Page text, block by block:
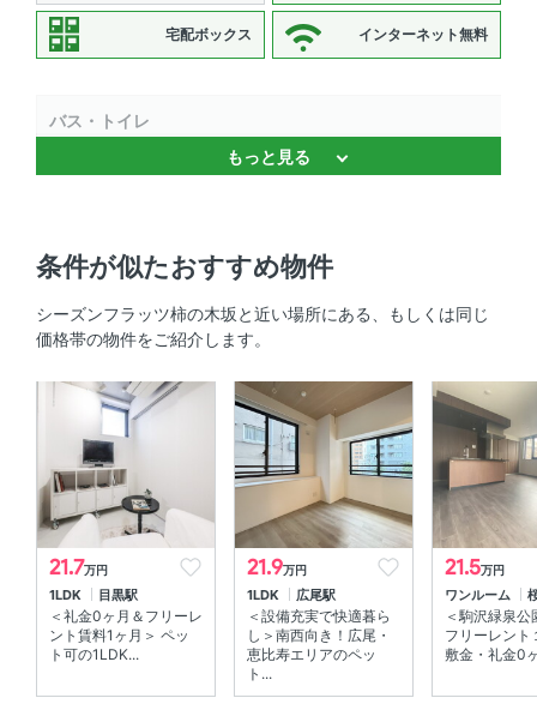
宅配ボックス インターネット無料
バス・トイレ
バストイレ別 、 浴室乾燥機 、 温水洗浄便座 、 独立洗面
コンロ2口以上
オートロック 、 ＴＶモニタ付きインターホン 、 防犯カメ
室内設備
室内洗濯機置場 、 エアコン
部屋の特徴
ウォークインクローゼット 、 バルコニー 、 角部屋 、 南
向き 、 全居室フローリング
もっと見る
条件が似たおすすめ物件
シーズンフラッツ柿の木坂と近い場所にある、もしくは同じ
価格帯の物件をご紹介します。
21.7万円
1LDK 目黒駅
＜礼金0ヶ月＆フリーレ
ント賃料1ヶ月＞ ペッ
ト可の1LDK...
21.9万円
1LDK 広尾駅
＜設備充実で快適暮ら
し＞南西向き！広尾・
恵比寿エリアのペッ
ト...
21.5万円
ワンルーム
＜駒沢緑泉公
フリーレント
敷金・礼金0